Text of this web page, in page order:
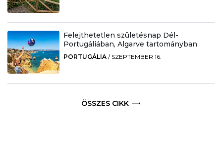
Felejthetetlen születésnap Dél-
Portugáliában, Algarve tartományban
PORTUGÁLIA / SZEPTEMBER 16.
ÖSSZES CIKK